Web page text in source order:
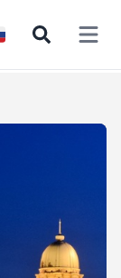
Open